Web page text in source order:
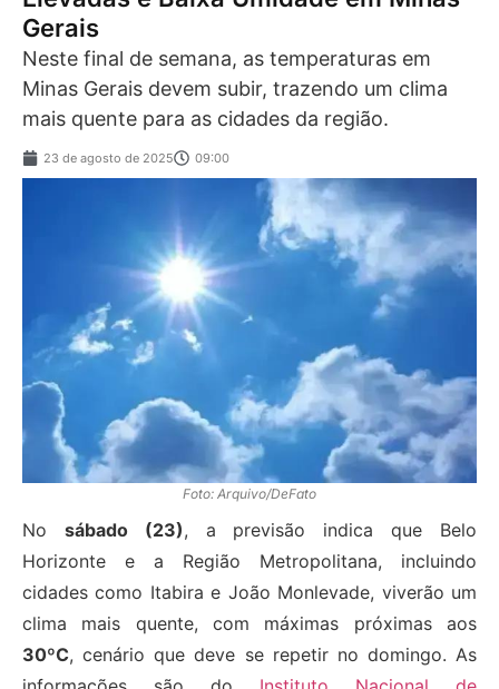
Gerais
Neste final de semana, as temperaturas em
Minas Gerais devem subir, trazendo um clima
mais quente para as cidades da região.
23 de agosto de 2025 09:00
Foto: Arquivo/DeFato
No sábado (23), a previsão indica que Belo
Horizonte e a Região Metropolitana, incluindo
cidades como Itabira e João Monlevade, viverão um
clima mais quente, com máximas próximas aos
30ºC, cenário que deve se repetir no domingo. As